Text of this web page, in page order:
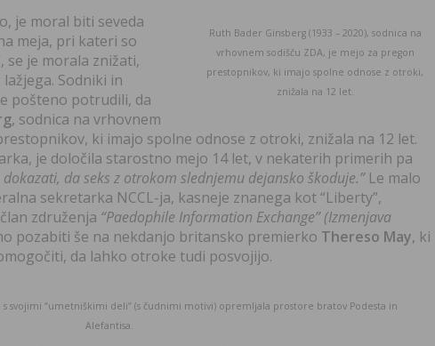
Ruth Bader Ginsberg (1933 – 2020), sodnica na
vrhovnem sodišču ZDA, je mejo za pregon
prestopnikov, ki imajo spolne odnose z otroki,
znižala na 12 let.
je moral biti seveda
meja, pri kateri so
se je morala znižati,
Sodniki in
pošteno potrudili, da
, sodnica na vrhovnem
ki imajo spolne odnose z otroki, znižala na 12 let.
je določila starostno mejo 14 let, v nekaterih primerih pa
dokazati, da seks z otrokom slednjemu dejansko škoduje.”Le malo
sekretarka NCCL-ja, kasneje znanega kot “Liberty”,
združenja “Paedophile Information Exchange” (Izmenjava
pozabiti še na nekdanjo britansko premierko Thereso May, ki
da lahko otroke tudi posvojijo.
svojimi “umetniškimi deli” (s čudnimi motivi) opremljala prostore bratov Podesta in
Alefantisa.